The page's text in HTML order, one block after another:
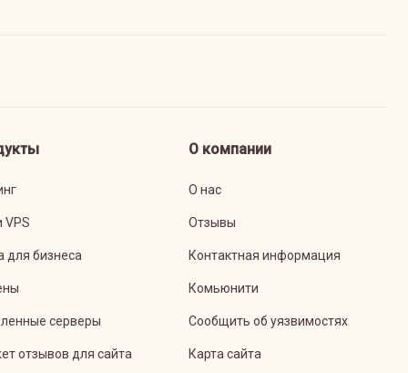
VPS
для бизнеса
серверы
отзывов для сайта
О компании
О нас
Отзывы
Контактная информация
Комьюнити
Сообщить об уязвимостях
Карта сайта